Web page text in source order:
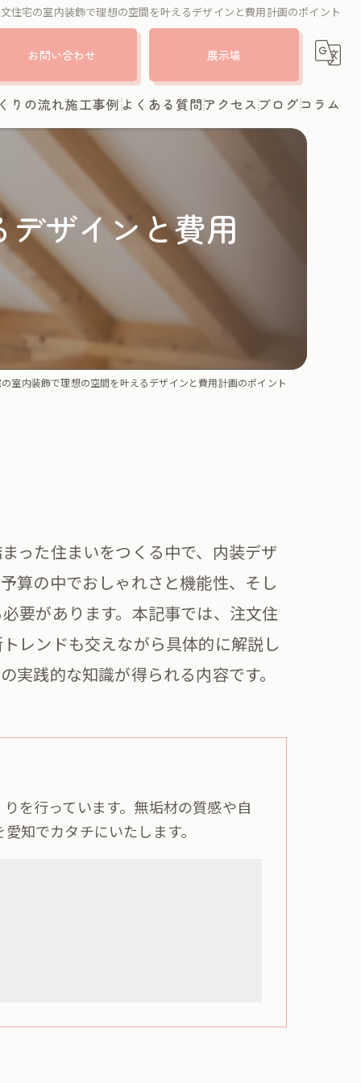
住宅の室内装飾で理想の空間を叶えるデザインと費用計画のポイント
お問い合わせ 展示場
りの流れ施工事例よくある質問アクセスブログコラム
ザインと費用
室内装飾で理想の空間を叶えるデザインと費用計画のポイント
った住まいをつくる中で、内装デザ
算の中でおしゃれさと機能性、そし
要があります。本記事では、注文住
レンドも交えながら具体的に解説し
践的な知識が得られる内容です。
を行っています。無垢材の質感や自
知でカタチにいたします。